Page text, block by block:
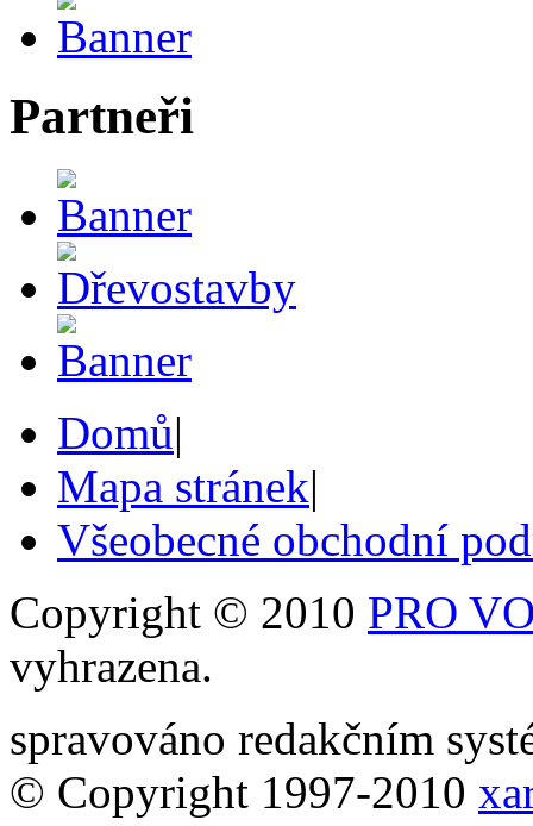
Partneři
Domů|
Mapa stránek|
Všeobecné obchodní
Copyright © 2010 PRO
vyhrazena.
spravováno redakčním
© Copyright 1997-2010